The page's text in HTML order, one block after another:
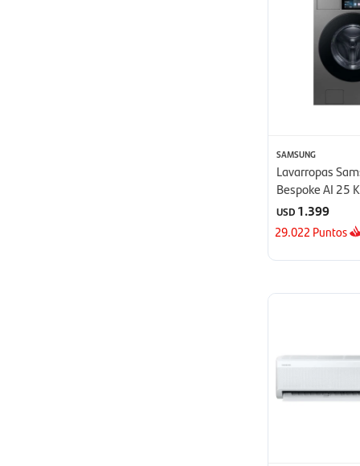
SAMSUNG
Lavarropas
Bespoke AI 25
USD 1.399
29.022 Puntos